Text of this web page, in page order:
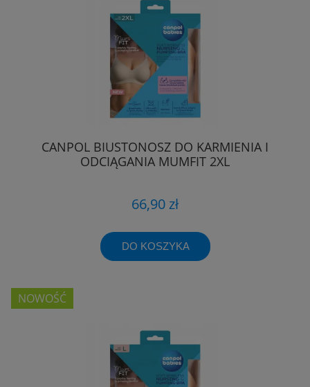
CANPOL BIUSTONOSZ DO KARMIENIA I
ODCIĄGANIA MUMFIT 2XL
66,90 zł
DO KOSZYKA
NOWOŚĆ